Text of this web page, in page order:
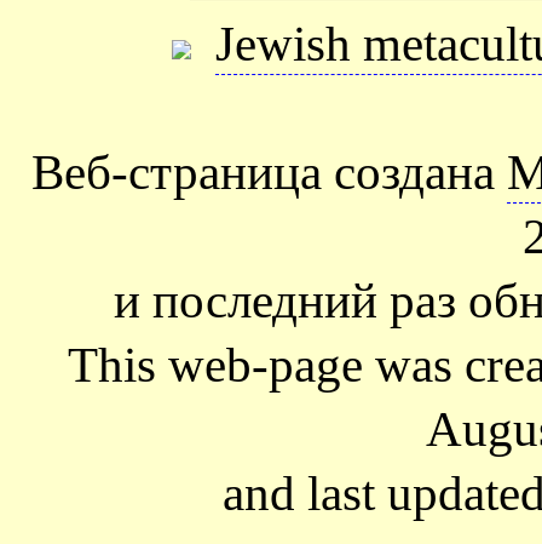
Jewish
Веб-страница создана
и последний раз
This web-page was
and last